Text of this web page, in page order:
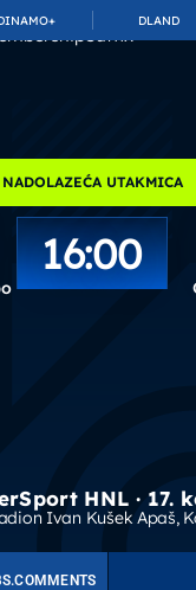
DLAND
NADOLAZEĆA UTAKMICA
16:00
HNL · 17.
Ivan Kušek Apaš,